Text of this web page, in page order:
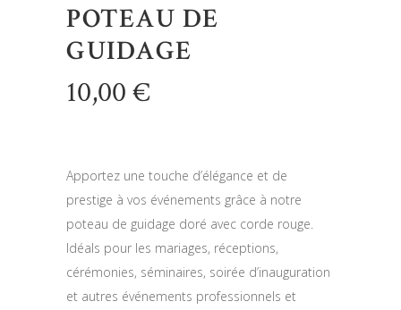
POTEAU DE
GUIDAGE
10,00€
Apportez une touche d’élégance et de
prestige à vos événements grâce à notre
poteau de guidage doré avec corde rouge.
Idéals pour les mariages, réceptions,
cérémonies, séminaires, soirée d’inauguration
et autres événements professionnels et